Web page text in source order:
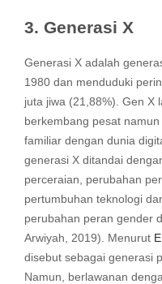
3. Generasi X
Generasi X adalah
1980 dan menduduki
juta jiwa (21,88%). Gen X
berkembang pesat
familiar dengan dunia
generasi X ditandai
perceraian, perubahan
pertumbuhan teknologi
perubahan peran gender
Arwiyah, 2019). Menurut
disebut sebagai generasi
Namun, berlawanan